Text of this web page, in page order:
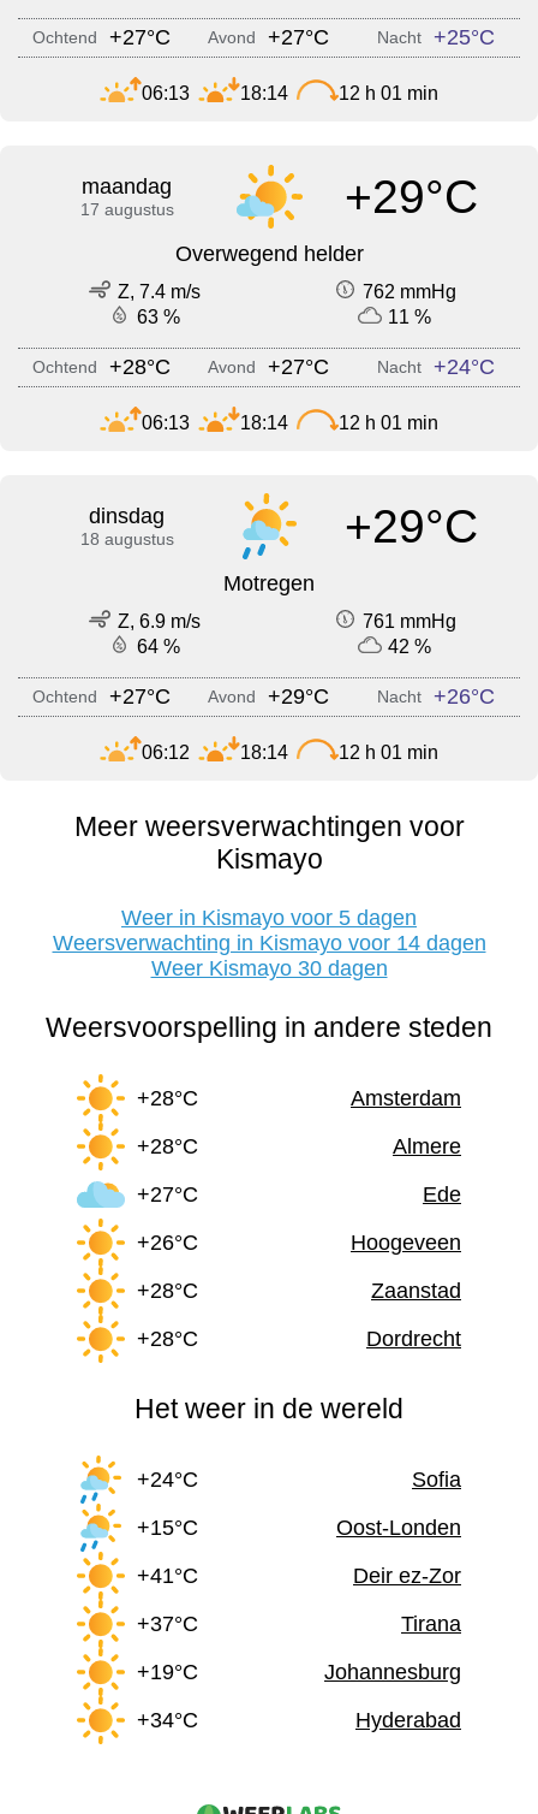
Ochtend +27°C Avond +27°C Nacht +25°C
06:13 18:14 12 h 01 min
maandag
17 augustus +29°C
Overwegend helder
Z, 7.4 m/s
762 mmHg
63 %
11 %
Ochtend +28°C Avond +27°C Nacht +24°C
06:13 18:14 12 h 01 min
dinsdag
18 augustus +29°C
Motregen
Z, 6.9 m/s
761 mmHg
64 %
42 %
Ochtend +27°C Avond +29°C Nacht +26°C
06:12 18:14 12 h 01 min
Meer weersverwachtingen voor
Kismayo
Weer in Kismayo voor 5 dagen
Weersverwachting in Kismayo voor 14 dagen
Weer Kismayo 30 dagen
Weersvoorspelling in andere steden
+28°C
Amsterdam
+28°C
Almere
+27°C
Ede
+26°C
Hoogeveen
+28°C
Zaanstad
+28°C
Dordrecht
Het weer in de wereld
+24°C
Sofia
+15°C
Oost-Londen
+41°C
Deir ez-Zor
+37°C
Tirana
+19°C
Johannesburg
+34°C
Hyderabad